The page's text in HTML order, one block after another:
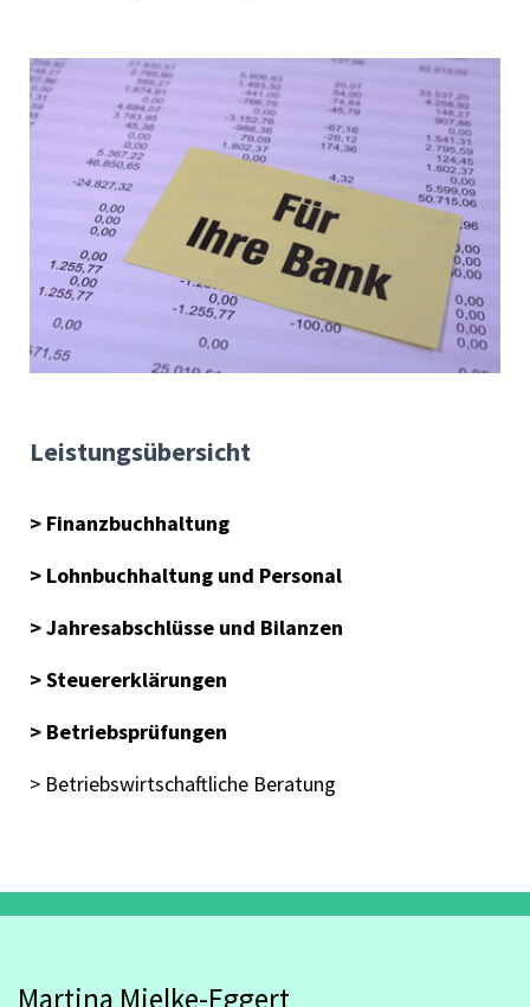
Leistungsübersicht
> Finanzbuchhaltung
> Lohnbuchhaltung und Personal
> Jahresabschlüsse und Bilanzen
> Steuererklärungen
> Betriebsprüfungen
> Betriebswirtschaftliche Beratung
Martina Mielke-Eggert